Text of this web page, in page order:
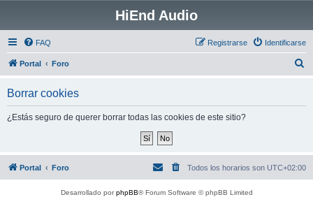
HiEnd Audio
FAQ Identificarse
Registrarse
Portal Foro
Borrar cookies
¿Estás seguro de querer borrar todas las cookies de este sitio?
Portal Foro Todos los horarios son UTC+02:00
Desarrollado porphpBB® Forum Software © phpBB Limited